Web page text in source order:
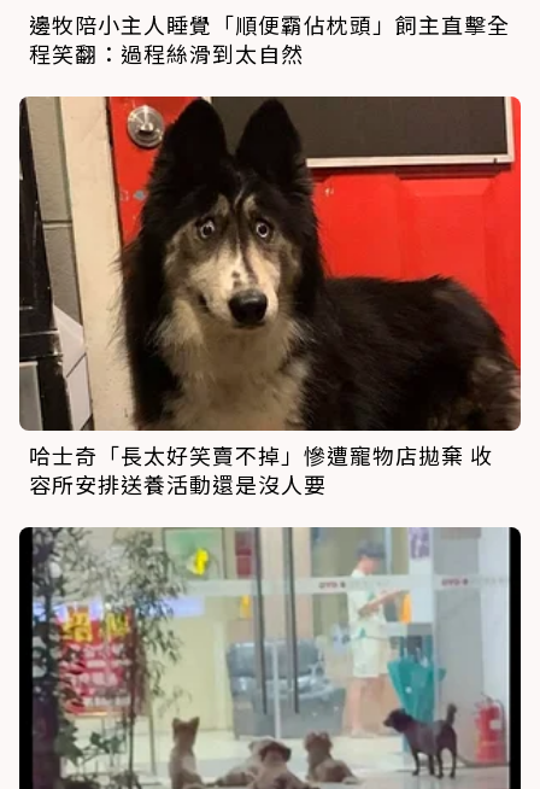
邊牧陪小主人睡覺「順便霸佔枕頭」飼主直擊全
程笑翻：過程絲滑到太自然
哈士奇「長太好笑賣不掉」慘遭寵物店拋棄 收
容所安排送養活動還是沒人要